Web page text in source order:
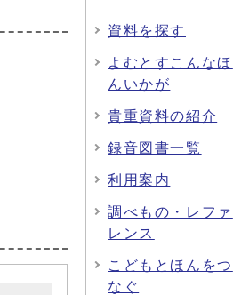
資料を探す
よむとすこんなほ
んいかが
貴重資料の紹介
録音図書一覧
利用案内
調べもの・レファ
レンス
こどもとほんをつ
なぐ